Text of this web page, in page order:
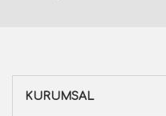
KURUMSAL